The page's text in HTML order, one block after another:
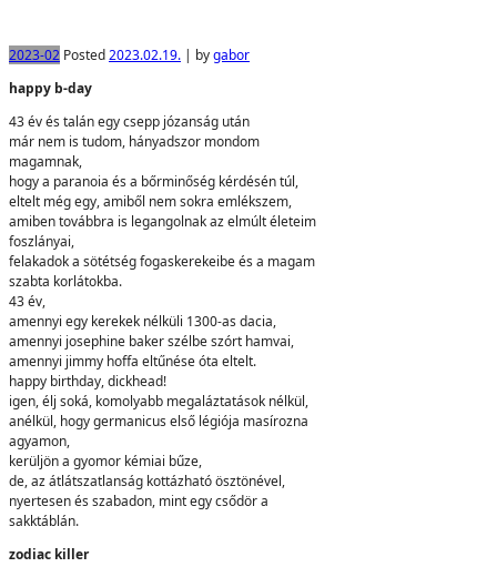
2023-02 Posted2023.02.19. | bygabor
happy b-day
43 év és talán egy csepp józanság után
már nem is tudom, hányadszor mondom
magamnak,
hogy a paranoia és a bőrminőség kérdésén túl,
eltelt még egy, amiből nem sokra emlékszem,
amiben továbbra is legangolnak az elmúlt életeim
foszlányai,
felakadok a sötétség fogaskerekeibe és a magam
szabta korlátokba.
43 év,
amennyi egy kerekek nélküli 1300-as dacia,
amennyi josephine baker szélbe szórt hamvai,
amennyi jimmy hoffa eltűnése óta eltelt.
happy birthday, dickhead!
igen, élj soká, komolyabb megaláztatások nélkül,
anélkül, hogy germanicus első légiója masírozna
agyamon,
kerüljön a gyomor kémiai bűze,
de, az átlátszatlanság kottázható ösztönével,
nyertesen és szabadon, mint egy csődör a
sakktáblán.
zodiac killer